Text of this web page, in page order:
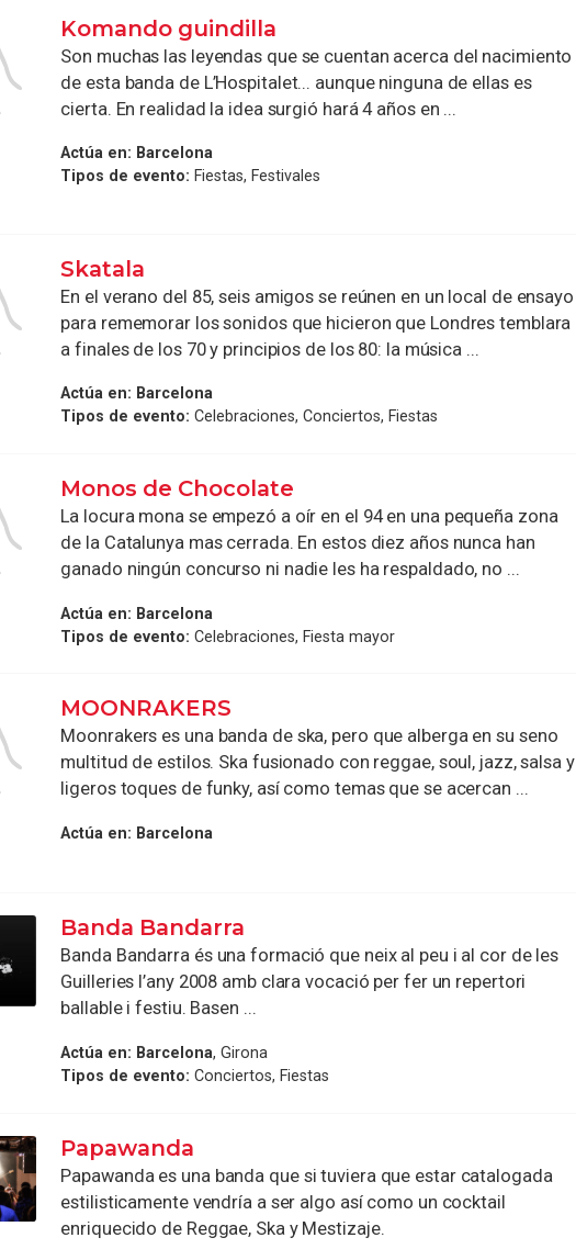
Komando guindilla
Son muchas las leyendas que se cuentan acerca del nacimiento
de esta banda de L’Hospitalet... aunque ninguna de ellas es
cierta. En realidad la idea surgió hará 4 años en ...
Actúa en: Barcelona
Tipos de evento: Fiestas, Festivales
Skatala
En el verano del 85, seis amigos se reúnen en un local de ensayo
para rememorar los sonidos que hicieron que Londres temblara
a finales de los 70 y principios de los 80: la música ...
Actúa en: Barcelona
Tipos de evento: Celebraciones, Conciertos, Fiestas
Monos de Chocolate
La locura mona se empezó a oír en el 94 en una pequeña zona
de la Catalunya mas cerrada. En estos diez años nunca han
ganado ningún concurso ni nadie les ha respaldado, no ...
Actúa en: Barcelona
Tipos de evento: Celebraciones, Fiesta mayor
MOONRAKERS
Moonrakers es una banda de ska, pero que alberga en su seno
multitud de estilos. Ska fusionado con reggae, soul, jazz, salsa y
ligeros toques de funky, así como temas que se acercan ...
Actúa en: Barcelona
Banda Bandarra
Banda Bandarra és una formació que neix al peu i al cor de les
Guilleries l’any 2008 amb clara vocació per fer un repertori
ballable i festiu. Basen ...
Actúa en: Barcelona, Girona
Tipos de evento: Conciertos, Fiestas
Papawanda
Papawanda es una banda que si tuviera que estar catalogada
estilisticamente vendría a ser algo así como un cocktail
enriquecido de Reggae, Ska y Mestizaje.